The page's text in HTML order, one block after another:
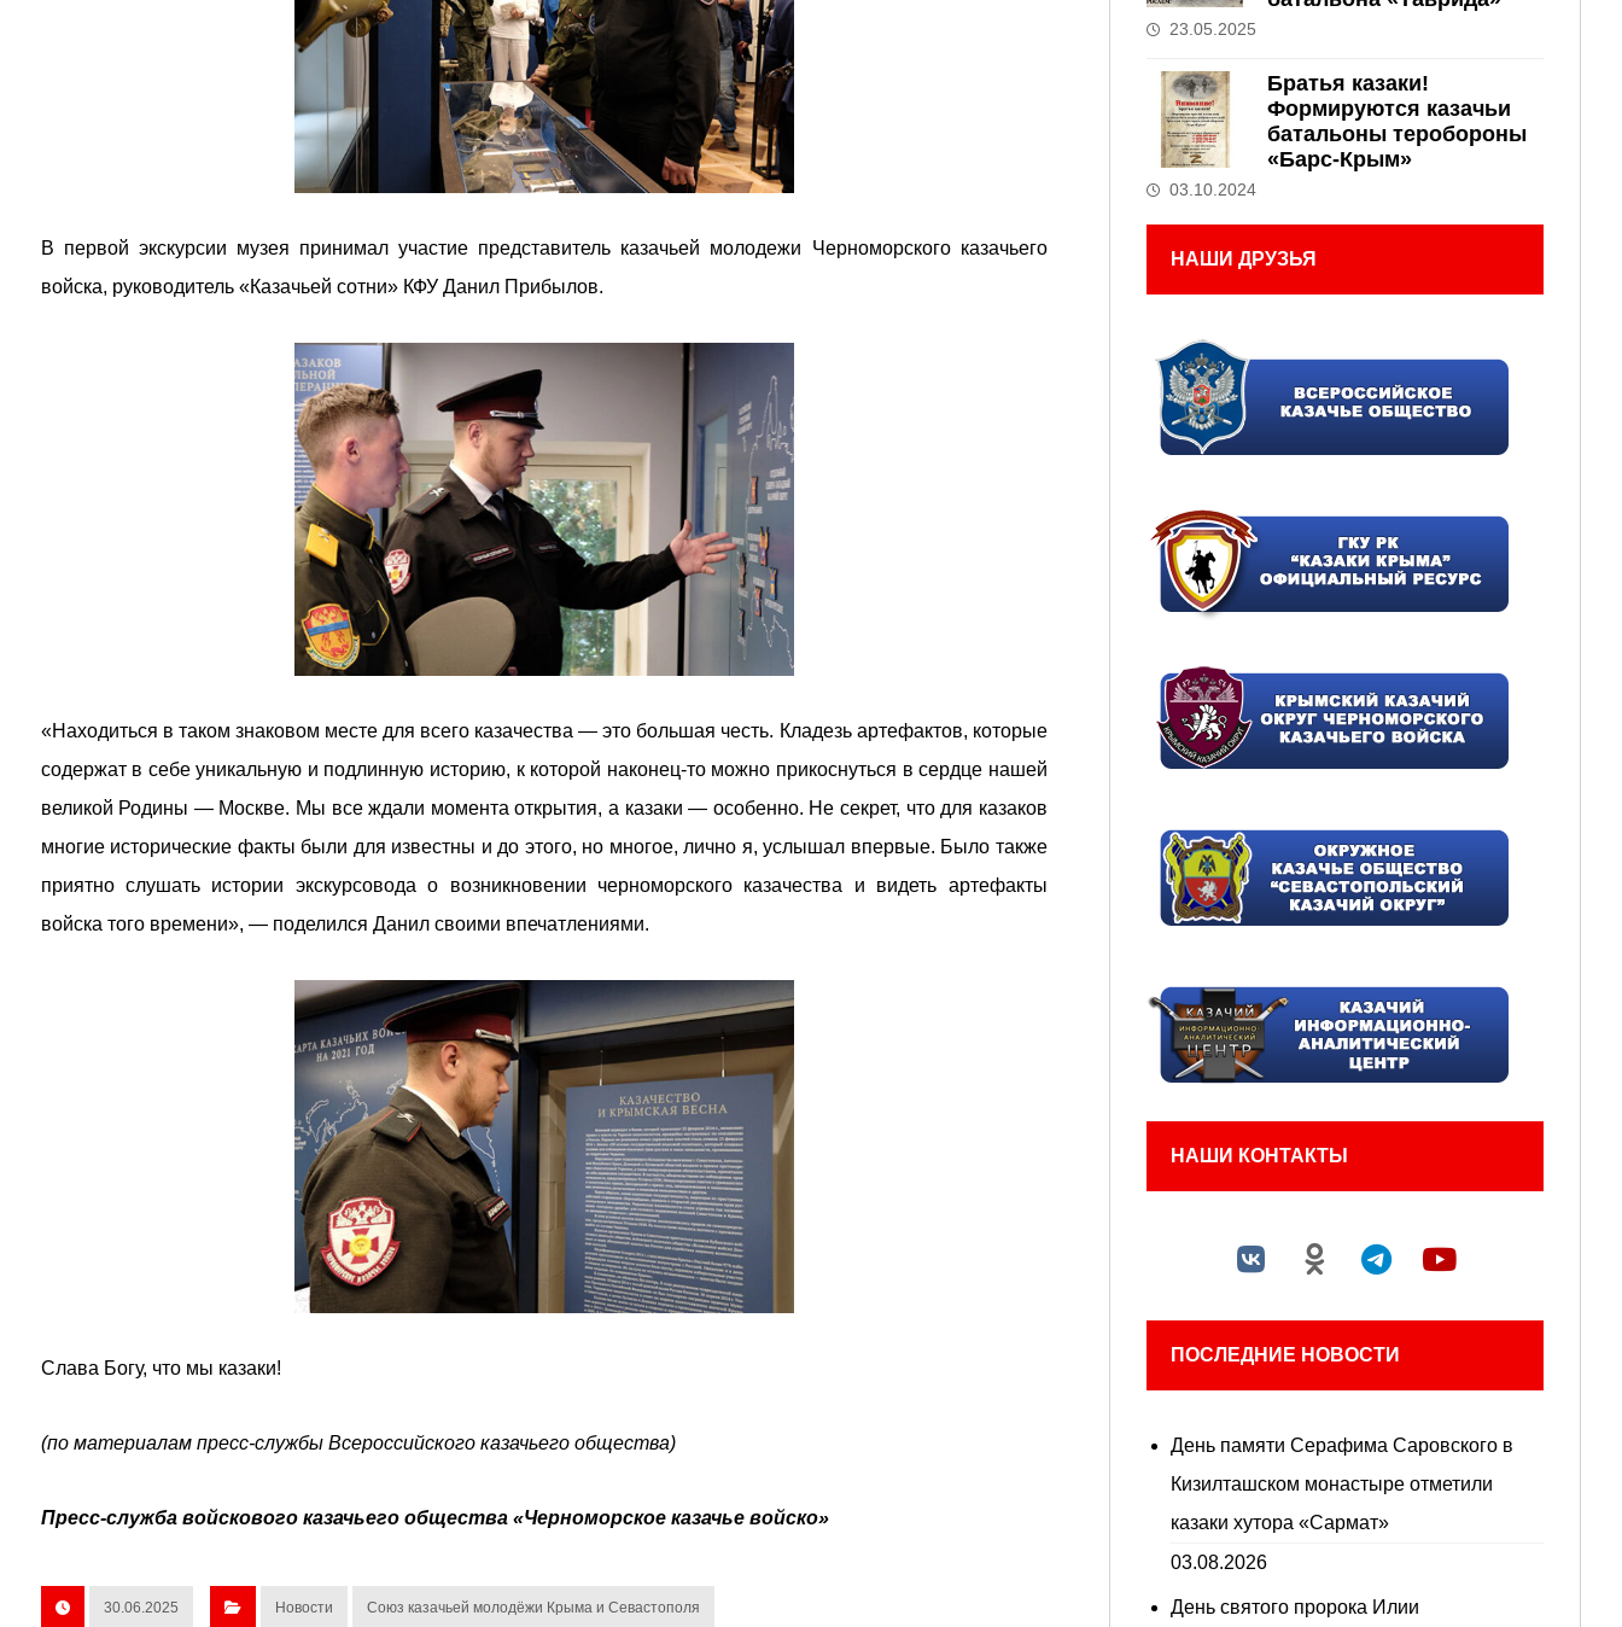
В первой экскурсии музея принимал участие представитель казачьей молодежи Черноморского казачьего
войска, руководитель «Казачьей сотни» КФУ Данил Прибылов.
«Находиться в таком знаковом месте для всего казачества — это большая честь. Кладезь артефактов, которые
содержат в себе уникальную и подлинную историю, к которой наконец-то можно прикоснуться в сердце нашей
великой Родины — Москве. Мы все ждали момента открытия, а казаки — особенно. Не секрет, что для казаков
многие исторические факты были для известны и до этого, но многое, лично я, услышал впервые. Было также
приятно слушать истории экскурсовода о возникновении черноморского казачества и видеть артефакты
войска того времени», — поделился Данил своими впечатлениями.
Слава Богу, что мы казаки!
(по материалам пресс-службы Всероссийского казачьего общества)
Пресс-служба войскового казачьего общества «Черноморское казачье войско»
30.06.2025 Новости Союз казачьей молодёжи Крыма и Севастополя
23.05.2025
Братья казаки!
Формируются казачьи
батальоны теробороны
«Барс-Крым»
03.10.2024
НАШИ ДРУЗЬЯ
НАШИ КОНТАКТЫ
ПОСЛЕДНИЕ НОВОСТИ
День памяти Серафима Саровского в
Кизилташском монастыре отметили
казаки хутора «Сармат»
03.08.2026
День святого пророка Илии